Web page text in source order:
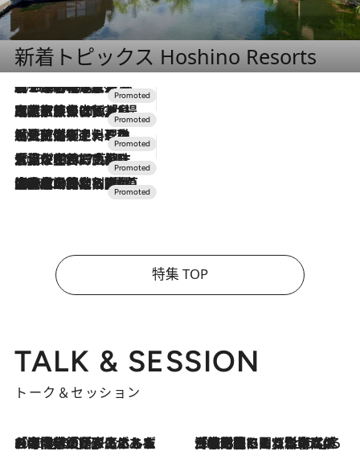
新着トピックス Hoshino Resorts
2026.8.7
【トンボの足水浴】ヒノキの香りに包まれて涼感マックス！約13℃の湧水かけ流しを避暑地「星野温泉 トンボの湯」で体験
2026.7.31
【ホテル帰省】という選択肢をOMOが提案。家族とほどよい距離を保つには「昼は実家、夜は気兼ねなくホテルで！」
2026.7.24
【夏限定ディナーコース】旬を迎える稚鮎や花ズッキーニなどをイタリア・トスカーナの郷土料理の手法で満喫！
2026.7.17
「土佐和ハーブかき氷」がOMO7高知に登場！生姜、山椒、大葉など目にも舌にも涼を呼ぶ郷土の味
2026.7.10
NEW OPEN！【界 草津】名湯の地に誕生。趣の異なる2種の温泉と上州ならではの会席・蕎麦割烹など美食を味わう究極の癒やし旅
特集 TOP
TALK & SESSION
トーク＆セッション
2026.8.3
「今後値上げがあるとすれば…」「リスクがあるのは今年の冬」エネルギー専門家が語る、ホルムズ海峡封鎖が家庭にもたらす“ある心配” 2026.8.3
「住宅建てられない…」「サーチャージ料の高値が続いている」ホルムズ海峡封鎖による影響はいつまで続く？《エネルギー専門家に聞く“どうなる日本の暮らし”》